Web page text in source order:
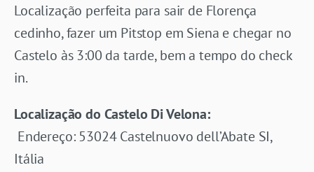
Localização perfeita para sair de Florença
cedinho, fazer um Pitstop em Siena e chegar no
Castelo às 3:00 da tarde, bem a tempo do check
in.
Localização do Castelo Di Velona:
Endereço: 53024 Castelnuovo dell’Abate SI,
Itália